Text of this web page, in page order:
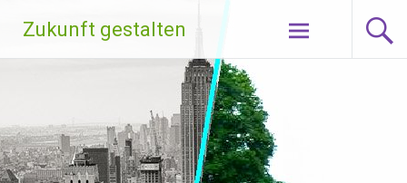
Inhalt
springen
Zukunft gestalten